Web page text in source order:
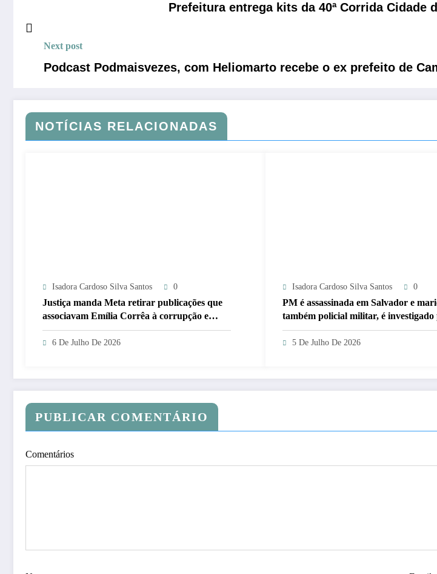
Prefeitura entrega kits da 40ª Corrida
Next post
Podcast Podmaisvezes, com Heliomarto recebe o ex prefeito de
NOTÍCIAS RELACIONADAS
Isadora Cardoso Silva Santos 0
Justiça manda Meta retirar publicações que
associavam Emília Corrêa à corrupção e
identificar responsáveis
6 De Julho De 2026
Isadora Cardoso Silva Santos 0
PM é assassinada em Salvador e
também policial militar, é investigado
crime
5 De Julho De 2026
PUBLICAR COMENTÁRIO
Comentários